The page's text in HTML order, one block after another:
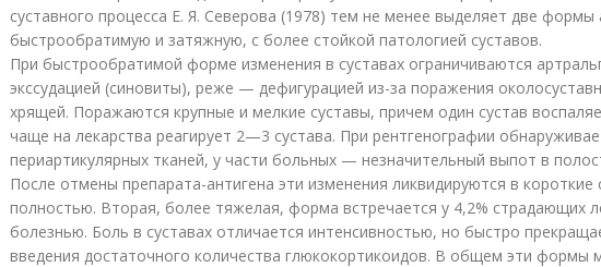
суставного процесса Е. Я. Северова (1978) тем не менее выделяет две
быстрообратимую и затяжную, с более стойкой патологией суставов.
При быстрообратимой форме изменения в суставах ограничиваются
экссудацией (синовиты), реже — дефигурацией из-за поражения
хрящей. Поражаются крупные и мелкие суставы, причем один сустав
чаще на лекарства реагирует 2—3 сустава. При рентгенографии
периартикулярных тканей, у части больных — незначительный выпот в
После отмены препарата-антигена эти изменения ликвидируются в короткие
полностью. Вторая, более тяжелая, форма встречается у 4,2% страдающих
болезнью. Боль в суставах отличается интенсивностью, но быстро
введения достаточного количества глюкокортикоидов. В общем эти формы